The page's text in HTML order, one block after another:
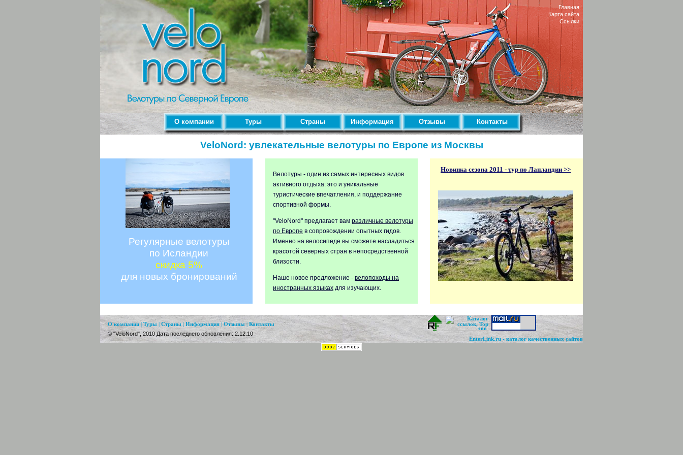
Главная
Карта сайта
Ссылки
О компании Туры Страны Информация Отзывы Контакты
VeloNord: увлекательные велотуры по Европе из Москвы
Регулярные велотуры
по Исландии
скидка 5%
для новых бронирований
Велотуры - один из самых интересных видов
активного отдыха: это и уникальные
туристические впечатления, и поддержание
спортивной формы.
"VeloNord" предлагает вам различные велотуры
по Европе в сопровождении опытных гидов.
Именно на велосипеде вы сможете насладиться
красотой северных стран в непосредственной
близости.
Наше новое предложение - велопоходы на
иностранных языках для изучающих.
Новинка сезона 2011 - тур по Лапландии >>
О компании| Туры Страны Информация |Отзывы| Контакты
© "VeloNord", 2010 Дата последнего обновления: 2.12.10
EnterLink.ru - каталог качественных сайтов